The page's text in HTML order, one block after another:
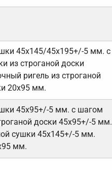
45х145/45х195+/-5 мм. с
из строганой доски
ригель из строганой
20х95 мм.
45х95+/-5 мм. с шагом
доски 45х95+/-5 мм.
сушки 45х145+/-5 мм.
мм.